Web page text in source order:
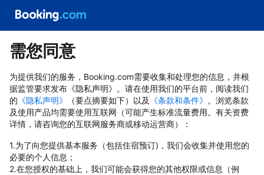
需您同意
为提供我们的服务，Booking.com需要收集和处理您的信息，并根
据监管要求发布《隐私声明》。请在使用我们的平台前，阅读我们
的 《隐私声明》 （要点摘要如下）以及 《条款和条件》 。浏览条款
及使用产品均需要使用互联网（可能产生标准流量费用。有关资费
详情，请咨询您的互联网服务商或移动运营商）：
1.为了向您提供基本服务（包括住宿预订)，我们会收集并使用您的
必要的个人信息；
2.在您授权的基础上，我们可能会获得您的其他权限或信息（例